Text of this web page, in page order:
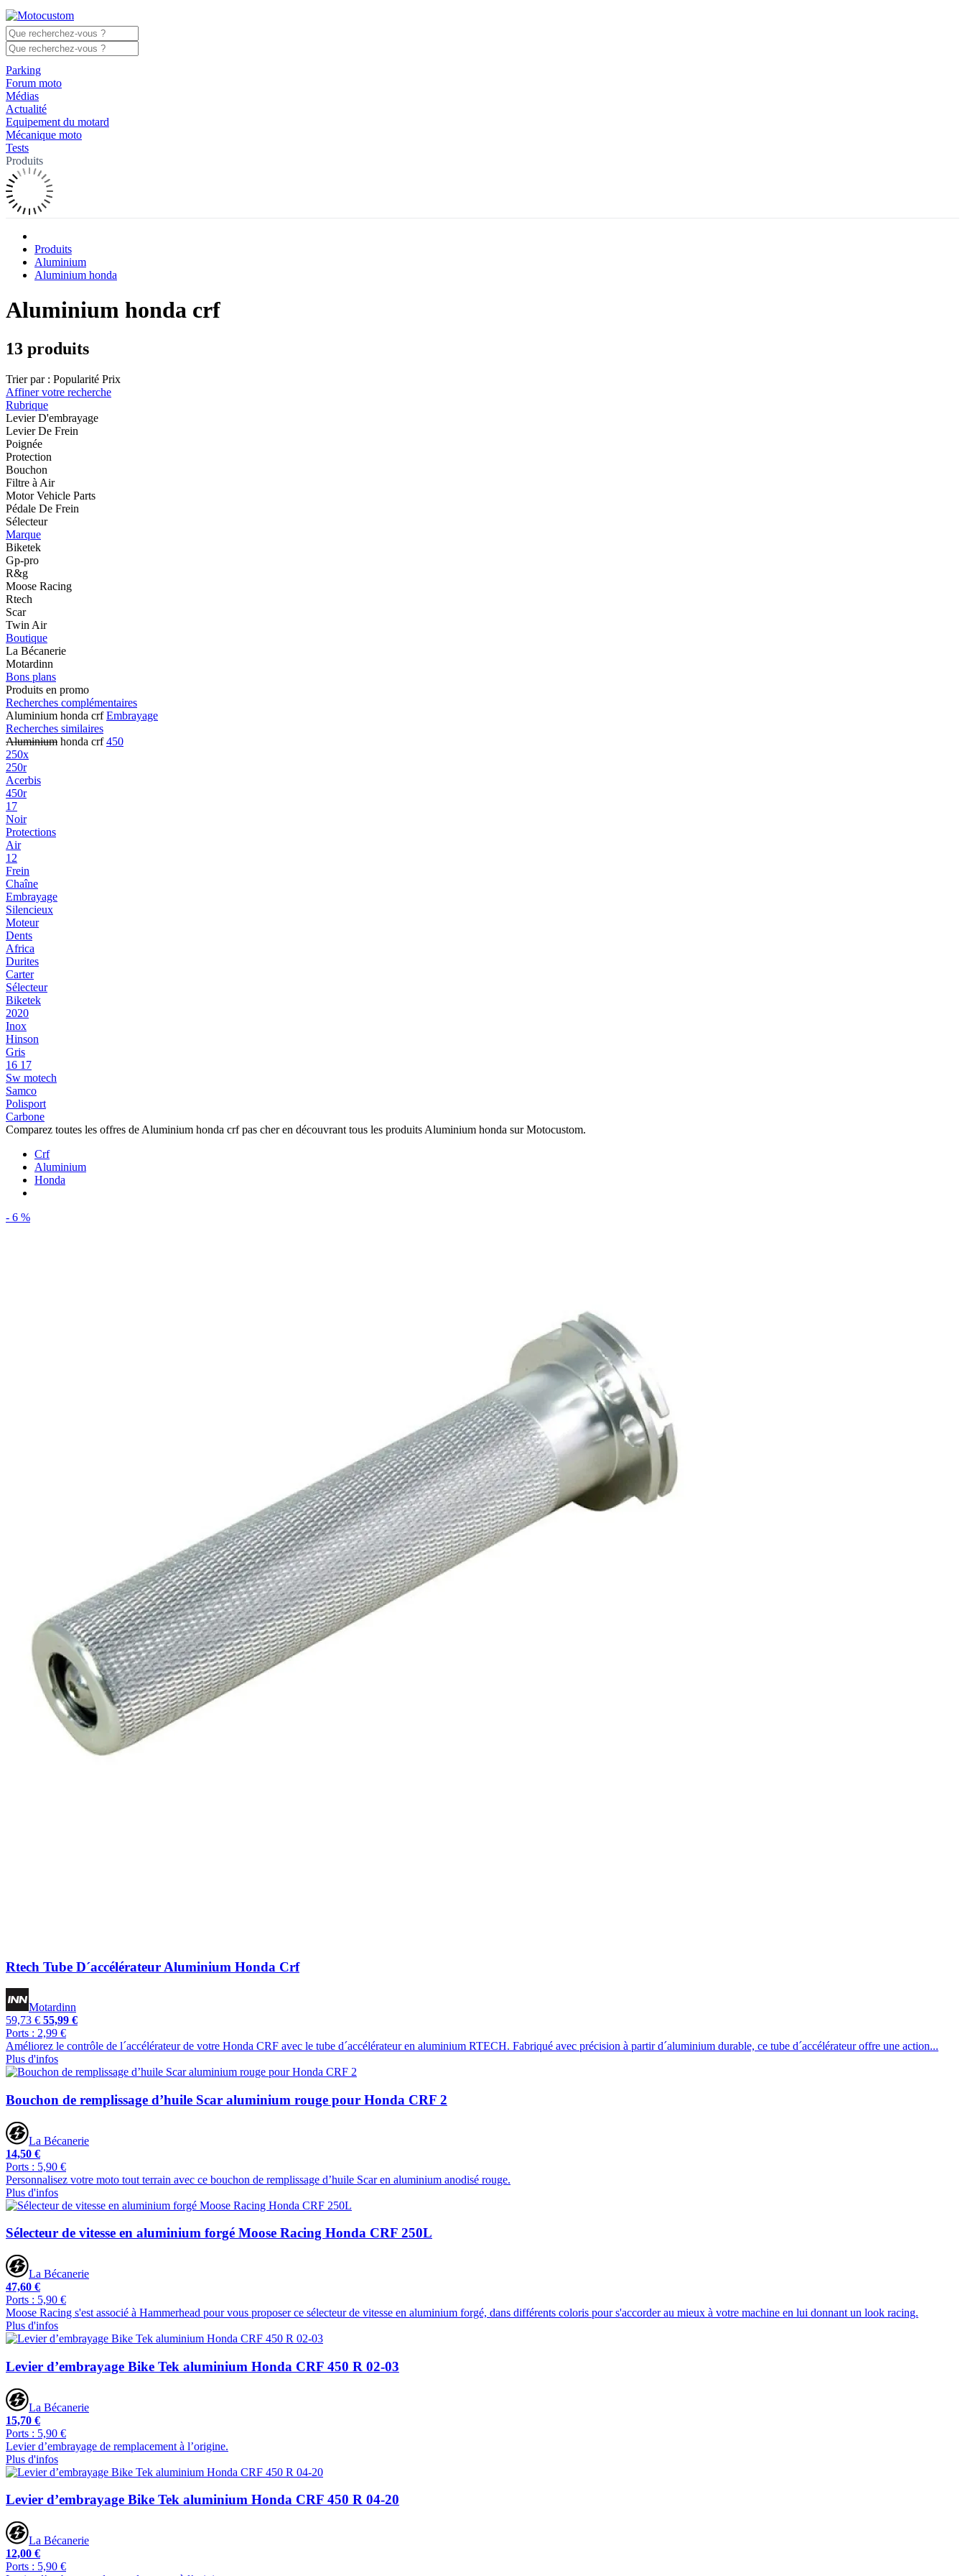
Parking
Forum moto
Médias
Actualité
Equipement du motard
Mécanique moto
Tests
Produits
Produits
Aluminium
Aluminium honda
Aluminium honda crf
13 produits
Trier par : Popularité Prix
Affiner votre recherche
Rubrique
Levier D'embrayage
Levier De Frein
Poignée
Protection
Bouchon
Filtre à Air
Motor Vehicle Parts
Pédale De Frein
Sélecteur
Marque
Biketek
Gp-pro
R&g
Moose Racing
Rtech
Scar
Twin Air
Boutique
La Bécanerie
Motardinn
Bons plans
Produits en promo
Recherches complémentaires
Aluminium honda crf Embrayage
Recherches similaires
Aluminium honda crf 450
250x
250r
Acerbis
450r
17
Noir
Protections
Air
12
Frein
Chaîne
Embrayage
Silencieux
Moteur
Dents
Africa
Durites
Carter
Sélecteur
Biketek
2020
Inox
Hinson
Gris
16 17
Sw motech
Samco
Polisport
Carbone
Comparez toutes les offres de Aluminium honda crf pas cher en découvrant tous les produits Aluminium honda sur Motocustom.
Crf
Aluminium
Honda
- 6 %
Rtech Tube D´accélérateur Aluminium Honda Crf
Motardinn
59,73 € 55,99 €
Ports : 2,99 €
Améliorez le contrôle de l´accélérateur de votre Honda CRF avec le tube d´accélérateur en aluminium RTECH. Fabriqué avec précision à partir d´aluminium durable, ce tube d´accélérateur offre une action...
Plus d'infos
Bouchon de remplissage d’huile Scar aluminium rouge pour Honda CRF 2
La Bécanerie
14,50 €
Ports : 5,90 €
Personnalisez votre moto tout terrain avec ce bouchon de remplissage d’huile Scar en aluminium anodisé rouge.
Plus d'infos
Sélecteur de vitesse en aluminium forgé Moose Racing Honda CRF 250L
La Bécanerie
47,60 €
Ports : 5,90 €
Moose Racing s'est associé à Hammerhead pour vous proposer ce sélecteur de vitesse en aluminium forgé, dans différents coloris pour s'accorder au mieux à votre machine en lui donnant un look racing.
Plus d'infos
Levier d’embrayage Bike Tek aluminium Honda CRF 450 R 02-03
La Bécanerie
15,70 €
Ports : 5,90 €
Levier d’embrayage de remplacement à l’origine.
Plus d'infos
Levier d’embrayage Bike Tek aluminium Honda CRF 450 R 04-20
La Bécanerie
12,00 €
Ports : 5,90 €